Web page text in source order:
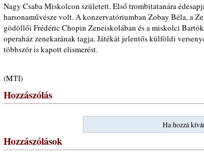
Nagy Csaba Miskolcon született. Első trombitatanára
harsonaművésze volt. A konzervatóriumban Zobay Béla, a
gödöllői Frédéric Chopin Zeneiskolában és a miskolci
operaház zenekarának tagja. Játékát jelentős külföldi
többször is kapott elismerést.
(MTI)
Hozzászólás
Ha hozzá
Hozzászólások